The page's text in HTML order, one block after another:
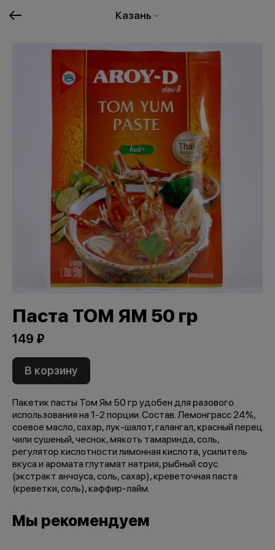
Казань
Паста ТОМ ЯМ 50 гр
149 ₽
В корзину
Пакетик пасты Том Ям 50 гр удобен для разового
использования на 1-2 порции. Состав. Лемонграсс 24%,
соевое масло, сахар, лук-шалот, галангал, красный перец
чили сушеный, чеснок, мякоть тамаринда, соль,
регулятор кислотности лимонная кислота, усилитель
вкуса и аромата глутамат натрия, рыбный соус
(экстракт анчоуса, соль, сахар), креветочная паста
(креветки, соль), каффир-лайм.
Мы рекомендуем